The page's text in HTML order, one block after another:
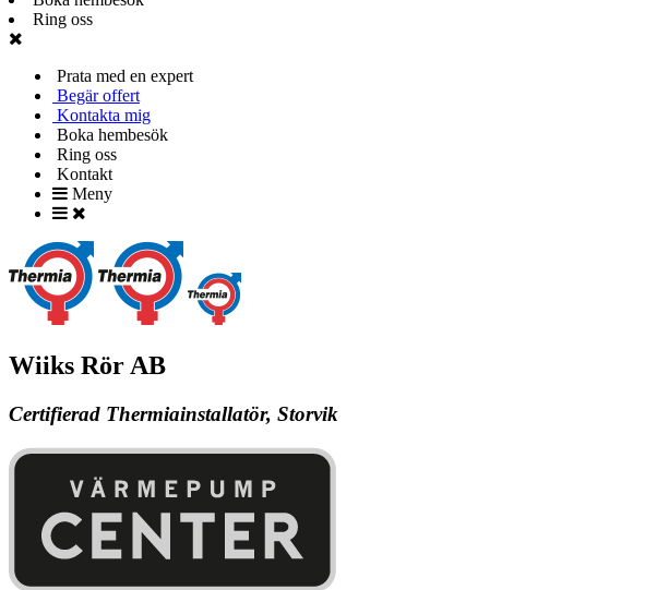
Ring oss
Prata med en expert
Begär offert
Kontakta mig
Boka hembesök
Ring oss
Kontakt
Meny
Wiiks Rör AB
Certifierad Thermiainstallatör, Storvik